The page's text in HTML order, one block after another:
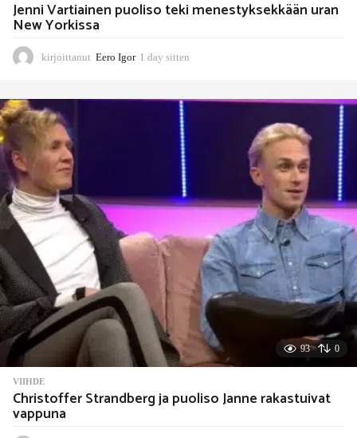
Jenni Vartiainen puoliso teki menestyksekkään uran
New Yorkissa
kirjoittanut Eero Igor 1 day sitten
y
n
93 0
VIIHDE
Christoffer Strandberg ja puoliso Janne rakastuivat
vappuna